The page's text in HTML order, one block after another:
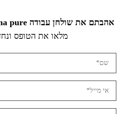
אהבתם את שולחן עבודה Karma pure? יש לכם שאלה?
מלאו את הטופס